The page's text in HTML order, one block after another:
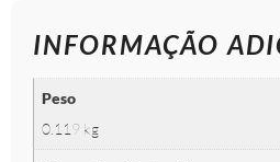
INFORMAÇÃO
Peso
0.119 kg